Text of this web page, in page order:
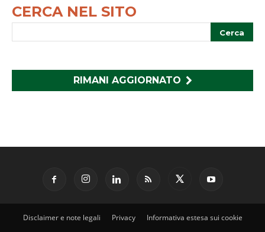
CERCA NEL SITO
RIMANI AGGIORNATO
Disclaimer e note legali Privacy Informativa estesa sui cookie